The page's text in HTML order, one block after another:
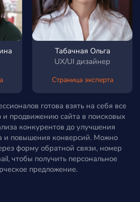
Табачная Ольга
UX/UI дизайнер
Страница эксперта
готова взять на себя все
и продвижению сайта в поисковых
конкурентов до улучшения
и повышения конверсий. Можно
форму обратной связи, номер
чтобы получить персональное
предложение.